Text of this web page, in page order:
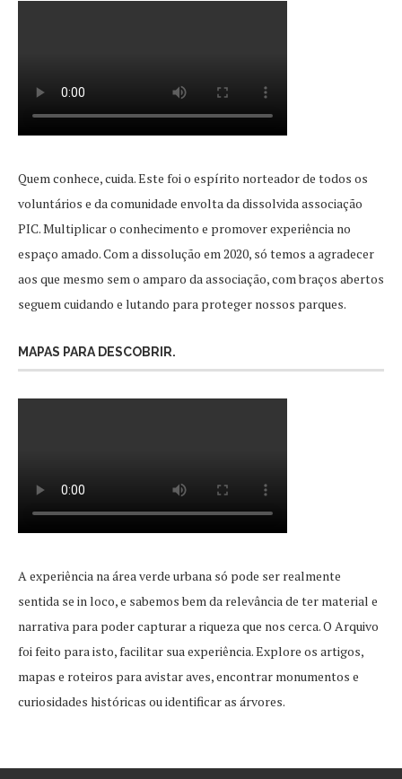
Quem conhece, cuida. Este foi o espírito norteador de todos os
voluntários e da comunidade envolta da dissolvida associação
PIC. Multiplicar o conhecimento e promover experiência no
espaço amado. Com a dissolução em 2020, só temos a agradecer
aos que mesmo sem o amparo da associação, com braços abertos
seguem cuidando e lutando para proteger nossos parques.
MAPAS PARA DESCOBRIR.
A experiência na área verde urbana só pode ser realmente
sentida se in loco, e sabemos bem da relevância de ter material e
narrativa para poder capturar a riqueza que nos cerca. O Arquivo
foi feito para isto, facilitar sua experiência. Explore os artigos,
mapas e roteiros para avistar aves, encontrar monumentos e
curiosidades históricas ou identificar as árvores.